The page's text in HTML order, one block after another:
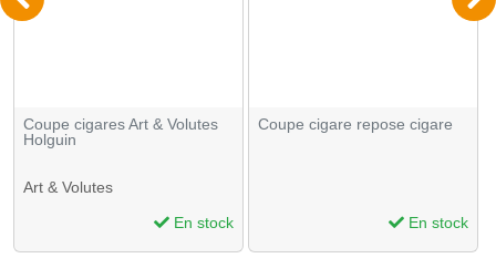
Coupe cigares Art & Volutes
Holguin
Art & Volutes
En stock
Coupe cigare repose cigare
En stock